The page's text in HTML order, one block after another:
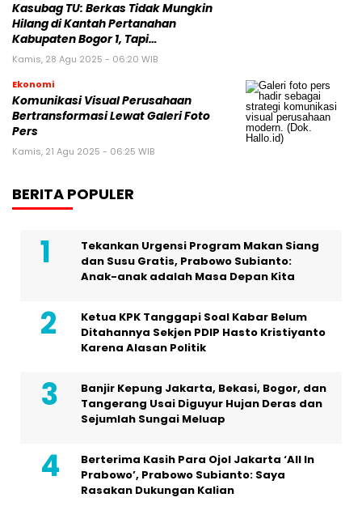
Kasubag TU: Berkas Tidak Mungkin
Hilang di Kantah Pertanahan
Kabupaten Bogor 1, Tapi…
Kamis, 28 Agu 2025 - 06:20 WIB
Ekonomi
Komunikasi Visual Perusahaan
Bertransformasi Lewat Galeri Foto
Pers
Kamis, 21 Agu 2025 - 06:25 WIB
BERITA POPULER
Tekankan Urgensi Program Makan Siang
dan Susu Gratis, Prabowo Subianto:
Anak-anak adalah Masa Depan Kita
Ketua KPK Tanggapi Soal Kabar Belum
Ditahannya Sekjen PDIP Hasto Kristiyanto
Karena Alasan Politik
Banjir Kepung Jakarta, Bekasi, Bogor, dan
Tangerang Usai Diguyur Hujan Deras dan
Sejumlah Sungai Meluap
Berterima Kasih Para Ojol Jakarta ‘All In
Prabowo’, Prabowo Subianto: Saya
Rasakan Dukungan Kalian